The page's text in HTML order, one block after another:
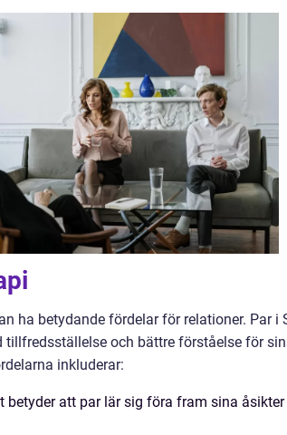
ha betydande fördelar för relationer. Par i
och bättre förståelse för
inkluderar:
betyder att par lär sig föra fram sina